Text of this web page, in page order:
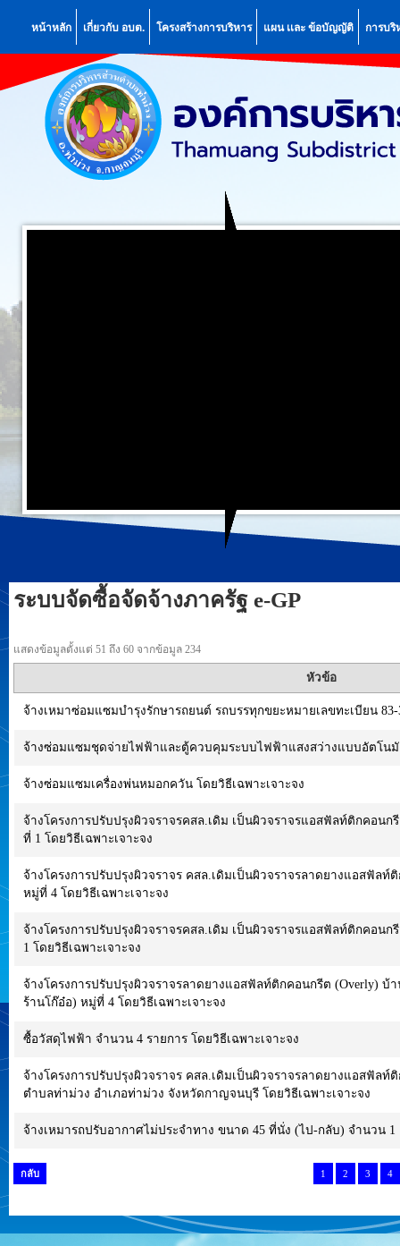
หน้าหลัก เกี่ยวกับ อบต. โครงสร้างการบริหาร แผน เเละ ข้อบัญญัติ การบริ
ระบบจัดซื้อจัดจ้างภาครัฐ e-GP
แสดงข้อมูลตั้งแต่ 51 ถึง 60 จากข้อมูล 234
หัวข้อ
จ้างเหมาซ่อมแซมบำรุงรักษารถยนต์ รถบรรทุกขยะหมายเลขทะเบียน 83-
จ้างซ่อมแซมชุดจ่ายไฟฟ้าและตู้ควบคุมระบบไฟฟ้าแสงสว่างแบบอัตโนมั
จ้างซ่อมแซมเครื่องพ่นหมอกควัน โดยวิธีเฉพาะเจาะจง
จ้างโครงการปรับปรุงผิวจราจรคสล.เดิม เป็นผิวจราจรแอสฟัลท์ติกคอน
ที่ 1 โดยวิธีเฉพาะเจาะจง
จ้างโครงการปรับปรุงผิวจราจร คสล.เดิมเป็นผิวจราจรลาดยางแอสฟัล
หมู่ที่ 4 โดยวิธีเฉพาะเจาะจง
จ้างโครงการปรับปรุงผิวจราจรคสล.เดิม เป็นผิวจราจรแอสฟัลท์ติกคอน
1 โดยวิธีเฉพาะเจาะจง
จ้างโครงการปรับปรุงผิวจราจรลาดยางแอสฟัลท์ติกคอนกรีต (Overly)
ร้านโก๊อ๋อ) หมู่ที่ 4 โดยวิธีเฉพาะเจาะจง
ซื้อวัสดุไฟฟ้า จำนวน 4 รายการ โดยวิธีเฉพาะเจาะจง
จ้างโครงการปรับปรุงผิวจราจร คสล.เดิมเป็นผิวจราจรลาดยางแอสฟัล
ตำบลท่าม่วง อำเภอท่าม่วง จังหวัดกาญจนบุรี โดยวิธีเฉพาะเจาะจง
จ้างเหมารถปรับอากาศไม่ประจำทาง ขนาด 45 ที่นั่ง (ไป-กลับ) จำนวน 1
กลับ 1 2 3 4